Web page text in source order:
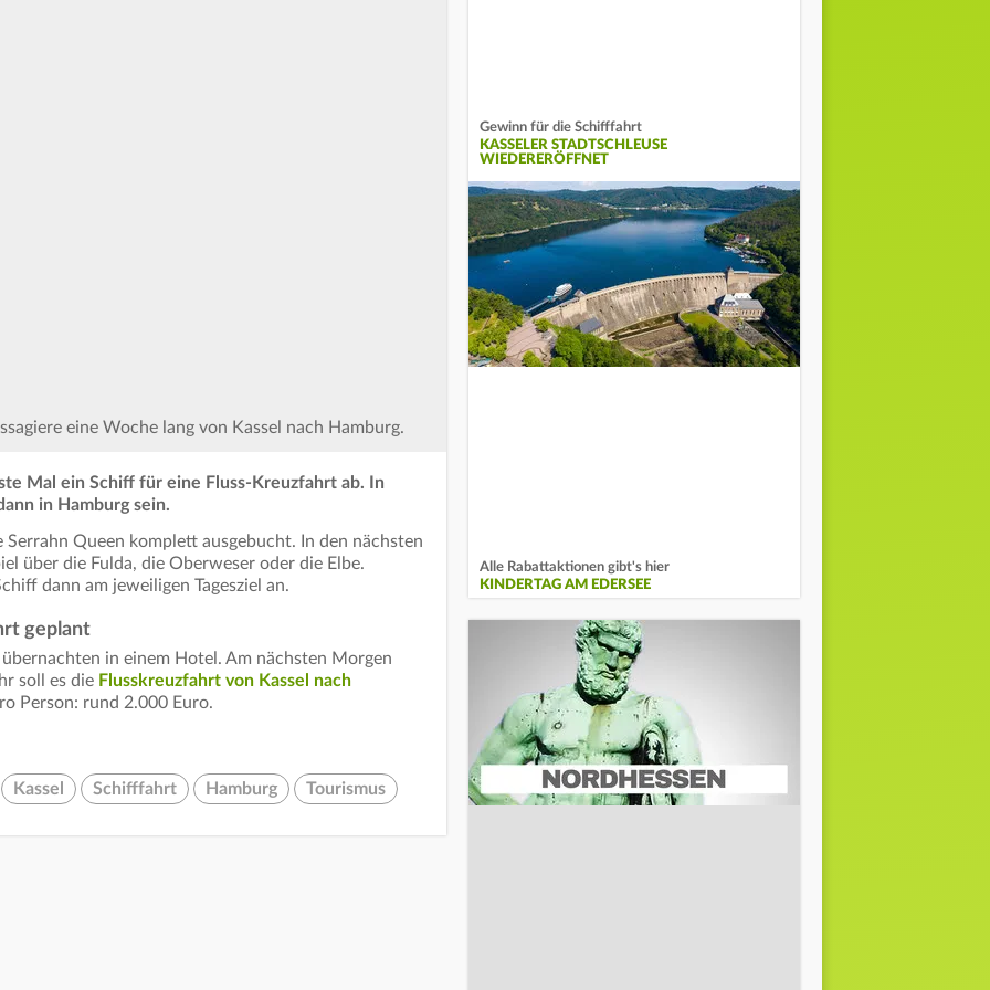
eine Woche lang von Kassel nach Hamburg.
Mal ein Schiff für eine Fluss-Kreuzfahrt ab. In
in Hamburg sein.
Queen komplett ausgebucht. In den nächsten
über die Fulda, die Oberweser oder die Elbe.
dann am jeweiligen Tagesziel an.
geplant
in einem Hotel. Am nächsten Morgen
soll es die Flusskreuzfahrt von Kassel nach
Person: rund 2.000 Euro.
Kassel Schifffahrt Hamburg Tourismus
Gewinn für die Schifffahrt
KASSELER STADTSCHLEUSE
WIEDERERÖFFNET
Alle Rabattaktionen gibt's hier
KINDERTAG AM EDERSEE